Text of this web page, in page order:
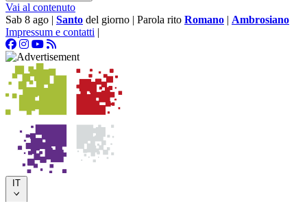
Vai al contenuto
Sab 8 ago | Santo del giorno | Parola rito Romano | Ambrosiano
Impressum e contatti |
IT